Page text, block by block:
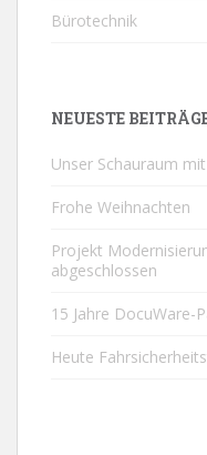
Bürotechnik
NEUESTE
Unser Schauraum
Frohe Weihnachten
Projekt
abgeschlossen
15 Jahre DocuWare-
Heute